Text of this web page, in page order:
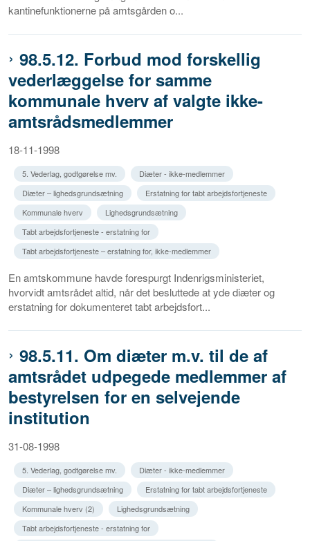
kantinefunktionerne på amtsgården o...
98.5.12. Forbud mod forskellig
vederlæggelse for samme
kommunale hverv af valgte ikke-
amtsrådsmedlemmer
18-11-1998
5. Vederlag, godtgørelse mv.
Diæter - ikke-medlemmer
Diæter – lighedsgrundsætning
Erstatning for tabt arbejdsfortjeneste
Kommunale hverv
Lighedsgrundsætning
Tabt arbejdsfortjeneste - erstatning for
Tabt arbejdsfortjeneste – erstatning for, ikke-medlemmer
En amtskommune havde forespurgt Indenrigsministeriet,
hvorvidt amtsrådet altid, når det besluttede at yde diæter og
erstatning for dokumenteret tabt arbejdsfort...
98.5.11. Om diæter m.v. til de af
amtsrådet udpegede medlemmer af
bestyrelsen for en selvejende
institution
31-08-1998
5. Vederlag, godtgørelse mv.
Diæter - ikke-medlemmer
Diæter – lighedsgrundsætning
Erstatning for tabt arbejdsfortjeneste
Kommunale hverv (2)
Lighedsgrundsætning
Tabt arbejdsfortjeneste - erstatning for